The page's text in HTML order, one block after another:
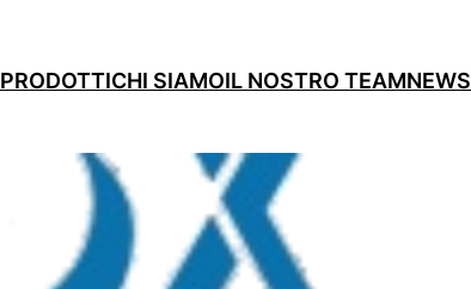
PRODOTTICHI SIAMOIL NOSTRO TEAMNEWS